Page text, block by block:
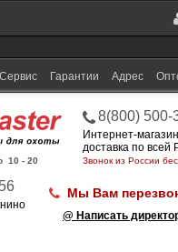
Сервис Гарантии Адрес
10 - 20
8(800) 500-
Интернет-магазин
доставка по всей
Звонок из России
Мы Вам
@ Написать